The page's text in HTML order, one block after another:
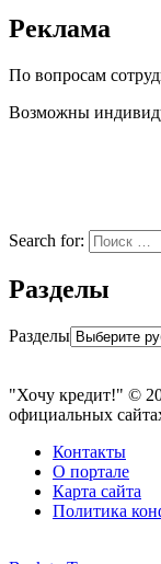
Реклама
По вопросам
Возможны
Search for:
Разделы
Разделы
"Хочу кредит!" ©
официальных
Контакты
О портале
Карта сайта
Политика